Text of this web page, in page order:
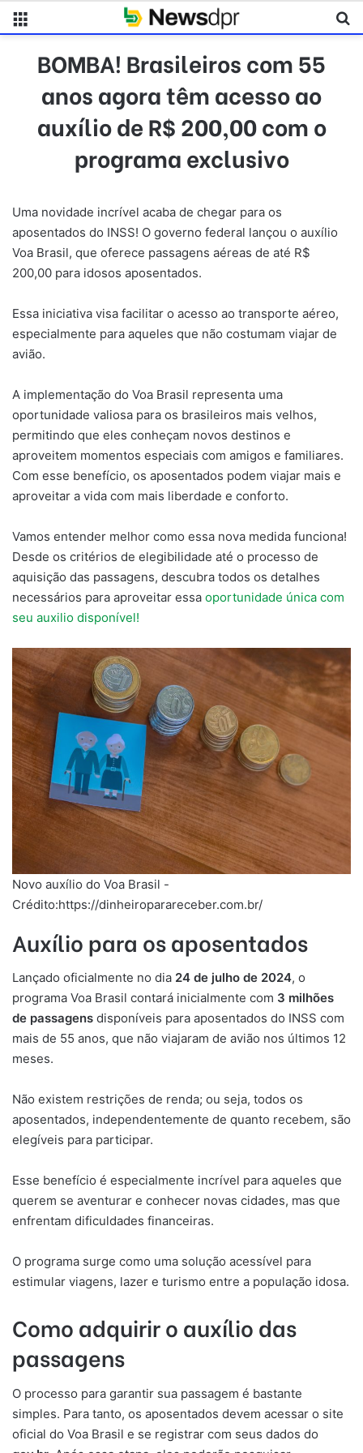
BOMBA! Brasileiros com 55
anos agora têm acesso ao
auxílio de R$ 200,00 com o
programa exclusivo
Uma novidade incrível acaba de chegar para os
aposentados do INSS! O governo federal lançou o auxílio
Voa Brasil, que oferece passagens aéreas de até R$
200,00 para idosos aposentados.
Essa iniciativa visa facilitar o acesso ao transporte aéreo,
especialmente para aqueles que não costumam viajar de
avião.
A implementação do Voa Brasil representa uma
oportunidade valiosa para os brasileiros mais velhos,
permitindo que eles conheçam novos destinos e
aproveitem momentos especiais com amigos e familiares.
Com esse benefício, os aposentados podem viajar mais e
aproveitar a vida com mais liberdade e conforto.
Vamos entender melhor como essa nova medida funciona!
Desde os critérios de elegibilidade até o processo de
aquisição das passagens, descubra todos os detalhes
necessários para aproveitar essa oportunidade única com
seu auxilio disponível!
Novo auxílio do Voa Brasil -
Crédito:https://dinheiroparareceber.com.br/
Auxílio para os aposentados
Lançado oficialmente no dia 24 de julho de 2024, o
programa Voa Brasil contará inicialmente com 3 milhões
de passagens disponíveis para aposentados do INSS com
mais de 55 anos, que não viajaram de avião nos últimos 12
meses.
Não existem restrições de renda; ou seja, todos os
aposentados, independentemente de quanto recebem, são
elegíveis para participar.
Esse benefício é especialmente incrível para aqueles que
querem se aventurar e conhecer novas cidades, mas que
enfrentam dificuldades financeiras.
O programa surge como uma solução acessível para
estimular viagens, lazer e turismo entre a população idosa.
Como adquirir o auxílio das
passagens
O processo para garantir sua passagem é bastante
simples. Para tanto, os aposentados devem acessar o site
oficial do Voa Brasil e se registrar com seus dados do